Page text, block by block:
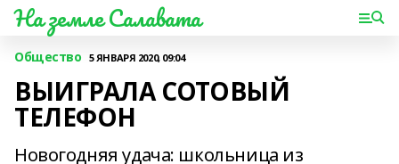
На земле Салавата
Общество 5 ЯНВАРЯ 2020, 09:04
ВЫИГРАЛА СОТОВЫЙ
ТЕЛЕФОН
Новогодняя удача: школьница из